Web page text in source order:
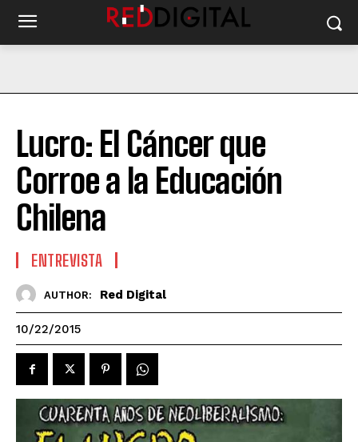
Lucro: El Cáncer que
Corroe a la Educación
Chilena
ENTREVISTA
AUTHOR: Red Digital
10/22/2015